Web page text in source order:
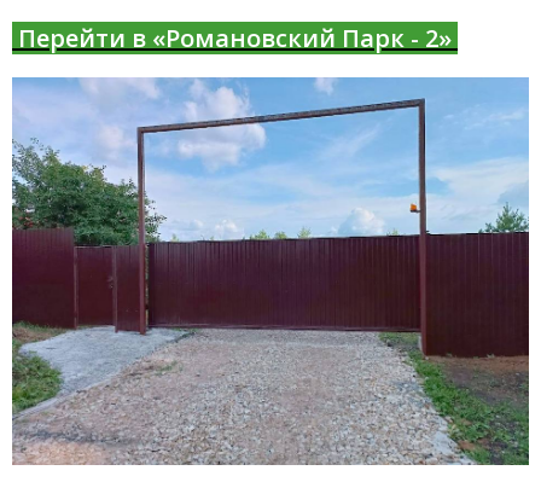
Перейти в «Романовский Парк - 2»